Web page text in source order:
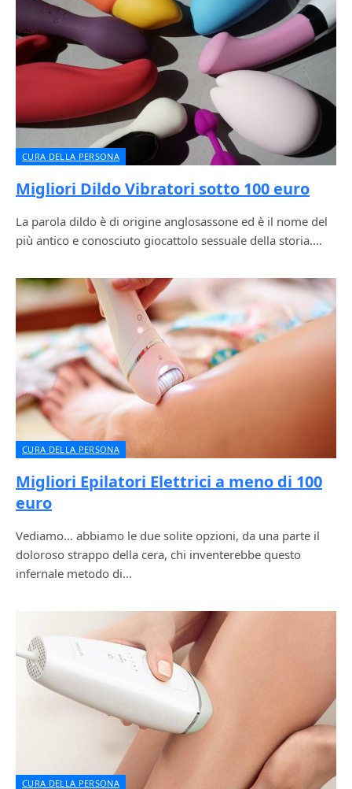
CURA DELLA PERSONA
Migliori Dildo Vibratori sotto 100 euro
La parola dildo è di origine anglosassone ed è il nome del
più antico e conosciuto giocattolo sessuale della storia.…
CURA DELLA PERSONA
Migliori Epilatori Elettrici a meno di 100
euro
Vediamo… abbiamo le due solite opzioni, da una parte il
doloroso strappo della cera, chi inventerebbe questo
infernale metodo di…
CURA DELLA PERSONA